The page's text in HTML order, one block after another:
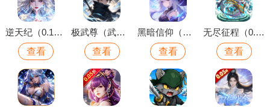
逆天纪（0.1折万抽真充版）
查看
极武尊（武林论剑）
查看
黑暗信仰（魔法远征）
查看
无尽征程（0.1折每天送6480代金卷）
查看